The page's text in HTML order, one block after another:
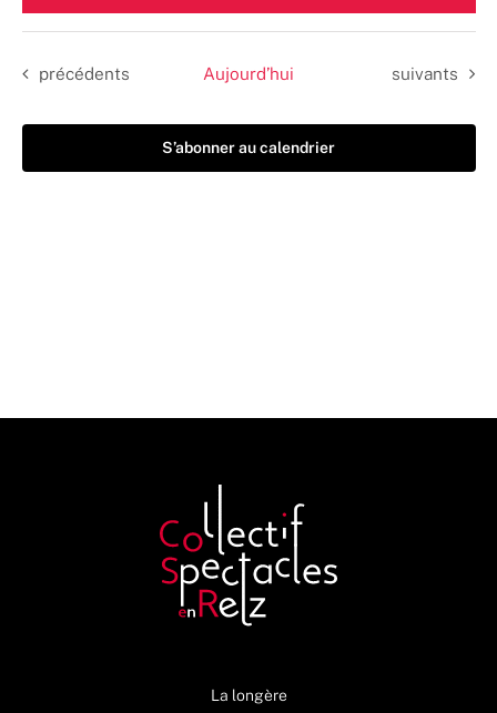
une
date.
Évènements
précédents Aujourd’hui Évènements
suivants
S’abonner au calendrier
La longère